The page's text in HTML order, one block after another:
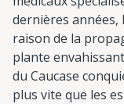
dernières années,
raison de la
plante
du Caucase
plus vite que les